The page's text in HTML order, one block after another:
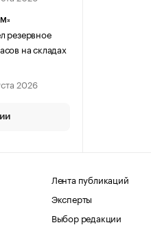
резервное
на складах
2026
Лента публикаций
Эксперты
Выбор редакции